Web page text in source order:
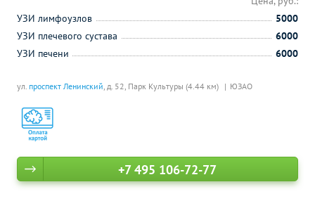
ул. проспект Ленинский, д. 52, Парк Культуры (4.44 км) ЮЗАО
УЗИ лимфоузлов
5000
УЗИ плечевого сустава
6000
УЗИ печени
6000
+7 495 106-72-77